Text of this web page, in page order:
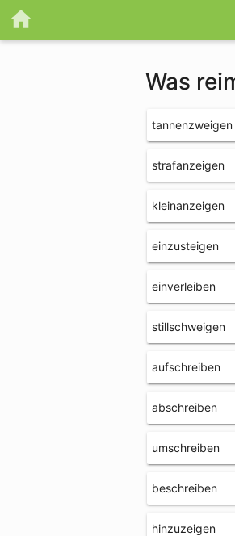
Was
tannenzweigen
strafanzeigen
kleinanzeigen
einzusteigen
einverleiben
stillschweigen
aufschreiben
abschreiben
umschreiben
beschreiben
hinzuzeigen